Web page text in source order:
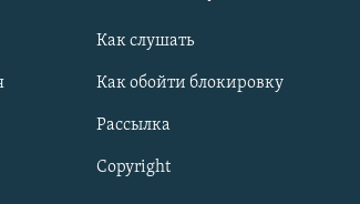
Как слушать
Как обойти блокировку
Рассылка
Copyright